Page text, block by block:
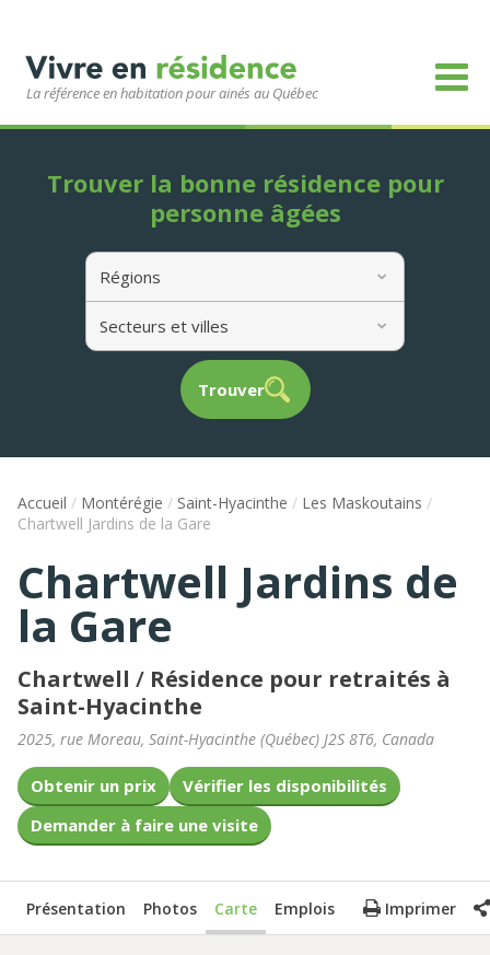
La référence en habitation pour ainés au Québec
Régions
Secteurs et villes
Trouver
Trouver la bonne résidence pour
personne âgées
Accueil / Montérégie / Saint-Hyacinthe / Les Maskoutains /
Chartwell Jardins de la Gare
Chartwell Jardins de
la Gare
Chartwell / Résidence pour retraités à
Saint-Hyacinthe
2025, rue Moreau, Saint-Hyacinthe (Québec) J2S 8T6, Canada
Obtenir un prix
Vérifier les disponibilités
Demander à faire une visite
Présentation Photos Carte Emplois Imprimer